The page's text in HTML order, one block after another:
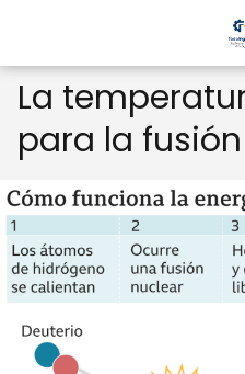
La
para la